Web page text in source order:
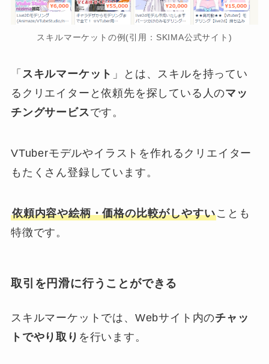
スキルマーケットの例(引用：SKIMA公式サイト)
「 スキルマーケット 」とは、スキルを持ってい
るクリエイターと依頼先を探している人のマッ
チングサービスです。
VTuberモデルやイラストを作れるクリエイター
もたくさん登録しています。
依頼内容や絵柄・価格の比較がしやすいことも
特徴です。
取引を円滑に行うことができる
スキルマーケットでは、Webサイト内のチャッ
トでやり取り を行います。